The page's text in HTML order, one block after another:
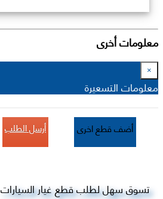
معلومات أخرى
×
معلومات التسعيرة
أضف قطع اخرى أرسل الطلب
تسوق سهل لطلب قطع غيار السيارات